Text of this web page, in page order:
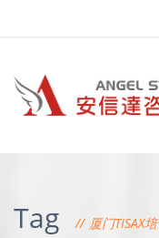
Tag 厦门TISAX